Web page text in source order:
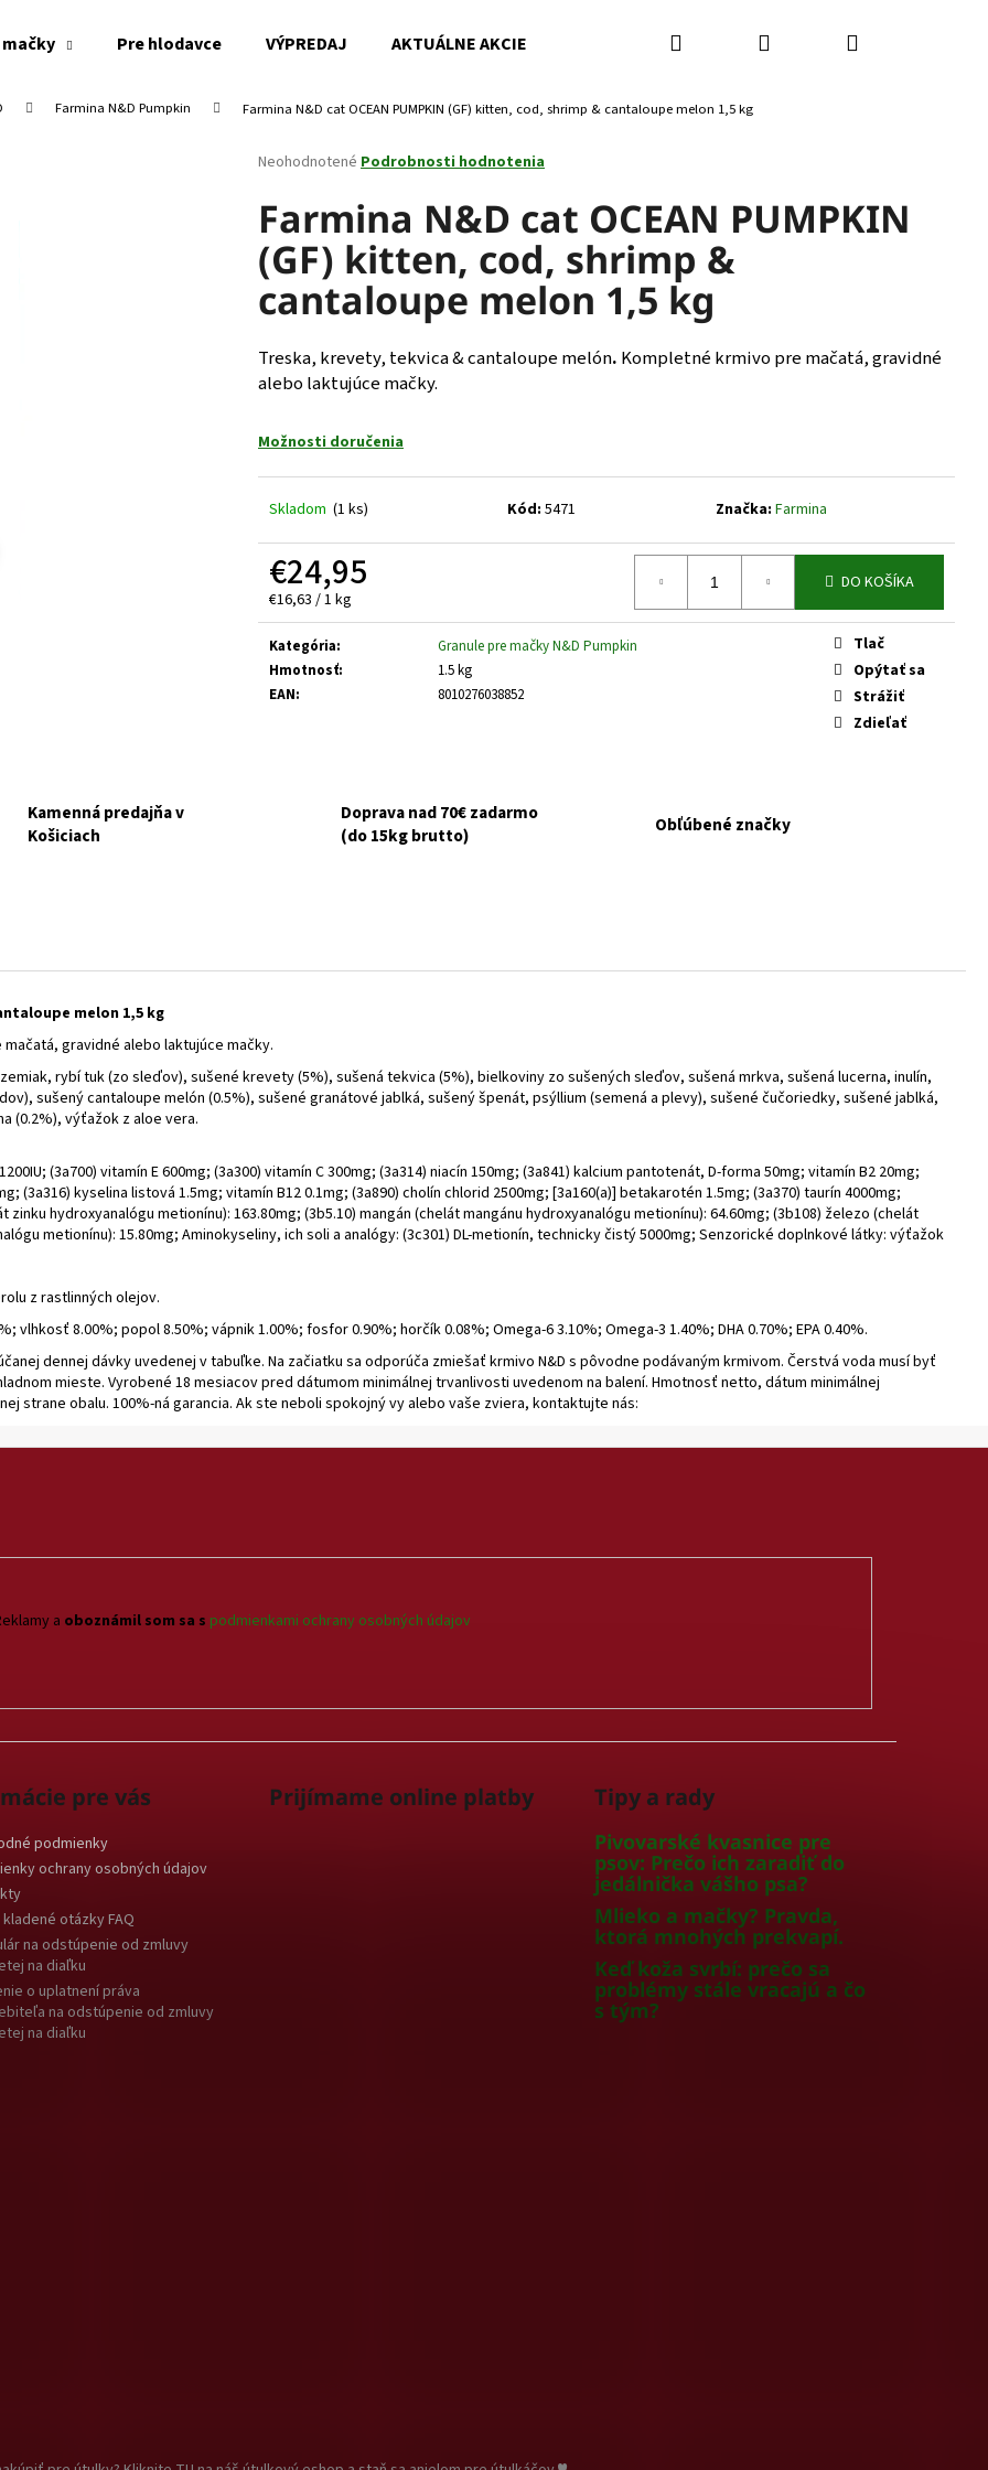
Pre hlodavce VÝPREDAJ AKTUÁLNE AKCIE Kamenná predajňa Kontakty
Hľadať PrihlásenieNákupný
Farmina N&D Pumpkin Farmina N&D cat OCEAN PUMPKIN (GF) kitten, cod, shrimp & cantaloupe melon 1,5 kg
Priemerné
produktu
je
0,0
z
hviezdičiek.
Neohodnotené Podrobnosti hodnotenia
Farmina N&D cat OCEAN PUMPKIN
(GF) kitten, cod, shrimp &
cantaloupe melon 1,5 kg
Treska, krevety, tekvica & cantaloupe melón. Kompletné krmivo pre mačatá, gravidné
alebo laktujúce mačky.
Možnosti doručenia
Skladom (1 ks) Kód: 5471 Značka: Farmina
€24,95
Jednotková
cena:
€16,63 / 1 kg
DO KOŠÍKA
Kategória:
Granule pre mačky N&D Pumpkin
Hmotnosť:
1.5 kg
EAN: 8010276038852
Tlač
Opýtať sa
Strážiť
Zdieľať
Kamenná predajňa v
Košiciach
Doprava nad 70€ zadarmo
(do 15kg brutto)
Obľúbené značky
melon 1,5 kg
gravidné alebo laktujúce mačky.
rybí tuk (zo sleďov), sušené krevety (5%), sušená tekvica (5%), bielkoviny zo sušených sleďov, sušená mrkva, sušená lucerna, inulín,
sušený cantaloupe melón (0.5%), sušené granátové jablká, sušený špenát, psýllium (semená a plevy), sušené čučoriedky, sušené jablká,
(0.2%), výťažok z aloe vera.
(3a700) vitamín E 600mg; (3a300) vitamín C 300mg; (3a314) niacín 150mg; (3a841) kalcium pantotenát, D-forma 50mg; vitamín B2 20mg;
(3a316) kyselina listová 1.5mg; vitamín B12 0.1mg; (3a890) cholín chlorid 2500mg; [3a160(a)] betakarotén 1.5mg; (3a370) taurín 4000mg;
hydroxyanalógu metionínu): 163.80mg; (3b5.10) mangán (chelát mangánu hydroxyanalógu metionínu): 64.60mg; (3b108) železo (chelát
metionínu): 15.80mg; Aminokyseliny, ich soli a analógy: (3c301) DL-metionín, technicky čistý 5000mg; Senzorické doplnkové látky: výťažok
z rastlinných olejov.
vlhkosť 8.00%; popol 8.50%; vápnik 1.00%; fosfor 0.90%; horčík 0.08%; Omega-6 3.10%; Omega-3 1.40%; DHA 0.70%; EPA 0.40%.
dennej dávky uvedenej v tabuľke. Na začiatku sa odporúča zmiešať krmivo N&D s pôvodne podávaným krmivom. Čerstvá voda musí byť
mieste. Vyrobené 18 mesiacov pred dátumom minimálnej trvanlivosti uvedenom na balení. Hmotnosť netto, dátum minimálnej
strane obalu. 100%-ná garancia. Ak ste neboli spokojný vy alebo vaše zviera, kontaktujte nás:
Čo potrebujete nájsť?
HĽADAŤ
FELIX CAT ADULT KAPSIČKY FANTASTIC VÝBER
V ŽELÉ 44X85G
€16,90
a oboznámil som sa s podmienkami ochrany osobných údajov
pre vás
podmienky
ochrany osobných údajov
otázky FAQ
na odstúpenie od zmluvy
na diaľku
o uplatnení práva
na odstúpenie od zmluvy
na diaľku
Prijímame online platby Tipy a rady
Pivovarské kvasnice pre
psov: Prečo ich zaradiť do
jedálnička vášho psa?
Mlieko a mačky? Pravda,
ktorá mnohých prekvapí.
Keď koža svrbí: prečo sa
problémy stále vracajú a čo
s tým?